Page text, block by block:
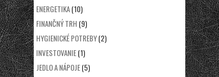
ENERGETIKA(10)
FINANČNÝ TRH (9)
HYGIENICKÉ POTREBY(2)
INVESTOVANIE(1)
JEDLO A NÁPOJE(5)